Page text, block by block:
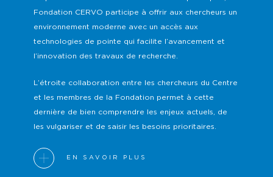
Fondation CERVO participe à offrir aux chercheurs un
environnement moderne avec un accès aux
technologies de pointe qui facilite l’avancement et
l’innovation des travaux de recherche.
L’étroite collaboration entre les chercheurs du Centre
et les membres de la Fondation permet à cette
dernière de bien comprendre les enjeux actuels, de
les vulgariser et de saisir les besoins prioritaires.
EN SAVOIR PLUS